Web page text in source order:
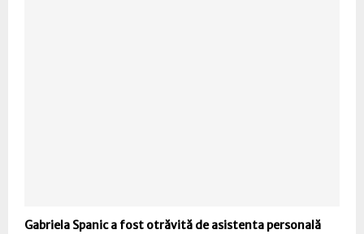
Gabriela Spanic a fost otrăvită de asistenta personală